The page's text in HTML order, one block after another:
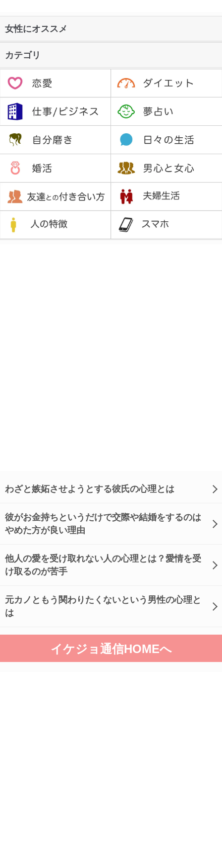
女性にオススメ
カテゴリ
わざと嫉妬させようとする彼氏の心理とは
彼がお金持ちというだけで交際や結婚をするのは
やめた方が良い理由
他人の愛を受け取れない人の心理とは？愛情を受
け取るのが苦手
元カノともう関わりたくないという男性の心理と
は
イケジョ通信HOMEへ